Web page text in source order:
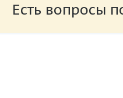
схемы подключения
Есть вопросы